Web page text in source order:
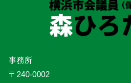
事務所
〒240-0002